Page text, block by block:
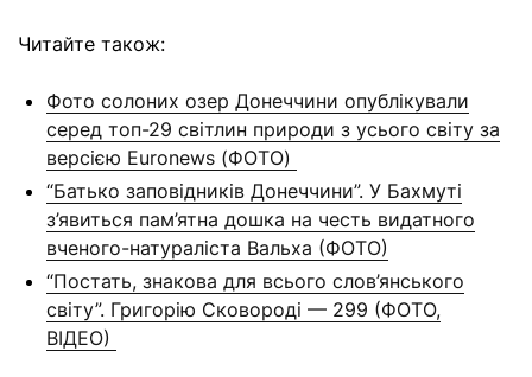
Читайте також:
Фото солоних озер Донеччини опублікували
серед топ-29 світлин природи з усього світу за
версією Euronews (ФОТО)
“Батько заповідників Донеччини”. У Бахмуті
з’явиться пам’ятна дошка на честь видатного
вченого-натураліста Вальха (ФОТО)
“Постать, знакова для всього слов’янського
світу”. Григорію Сковороді — 299 (ФОТО,
ВІДЕО)